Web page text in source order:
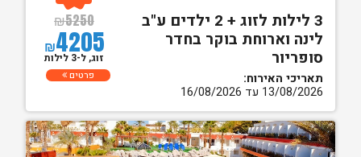
3 לילות לזוג + 2 ילדים ע"ב
לינה וארוחת בוקר בחדר
סופריור
תאריכי האירוח:
13/08/2026 עד 16/08/2026
₪5250
₪4205
זוג, ל-3 לילות
פרטים